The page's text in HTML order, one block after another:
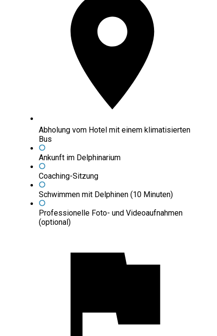
Abholung vom Hotel mit einem klimatisierten
Bus
Ankunft im Delphinarium
Coaching-Sitzung
Schwimmen mit Delphinen (10 Minuten)
Professionelle Foto- und Videoaufnahmen
(optional)